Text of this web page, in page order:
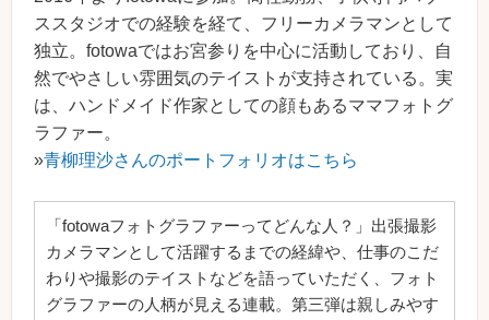
ススタジオでの経験を経て、フリーカメラマンとして
独立。fotowaではお宮参りを中心に活動しており、自
然でやさしい雰囲気のテイストが支持されている。実
は、ハンドメイド作家としての顔もあるママフォトグ
ラファー。
»青柳理沙さんのポートフォリオはこちら
「fotowaフォトグラファーってどんな人？」出張撮影
カメラマンとして活躍するまでの経緯や、仕事のこだ
わりや撮影のテイストなどを語っていただく、フォト
グラファーの人柄が見える連載。第三弾は親しみやす